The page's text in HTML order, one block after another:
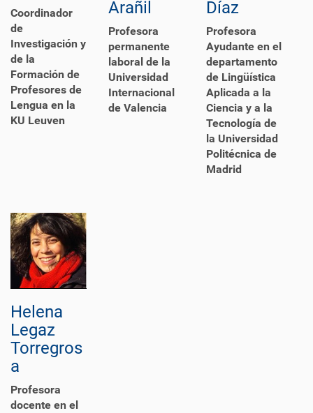
Coordinador
de
Investigación y
de la
Formación de
Profesores de
Lengua en la
KU Leuven
Arañil
Profesora
permanente
laboral de la
Universidad
Internacional
de Valencia
Díaz
Profesora
Ayudante en el
departamento
de Lingüística
Aplicada a la
Ciencia y a la
Tecnología de
la Universidad
Politécnica de
Madrid
Helena
Legaz
Torregros
a
Profesora
docente en el